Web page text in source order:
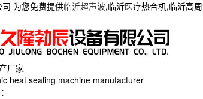
为您免费提供临沂超声波,临沂医疗热合机,临沂高
厂家
heat sealing machine manufacturer